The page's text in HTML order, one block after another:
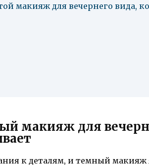
макияж для вечернего вида,
макияж для
к деталям, и темный макияж